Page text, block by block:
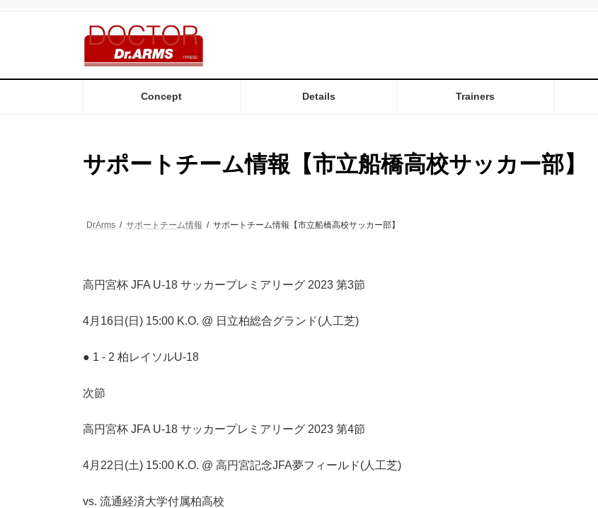
へ
ョ
Concept Details Trainers
サポートチーム情報【市立船橋高校サッカー部】
DrArms サポートチーム情報 サポートチーム情報【市立船橋高校サッカー部】
高円宮杯 JFA U-18 サッカープレミアリーグ 2023 第3節
4月16日(日) 15:00 K.O. @ 日立柏総合グランド(人工芝)
● 1 - 2 柏レイソルU-18
次節
高円宮杯 JFA U-18 サッカープレミアリーグ 2023 第4節
4月22日(土) 15:00 K.O. @ 高円宮記念JFA夢フィールド(人工芝)
vs. 流通経済大学付属柏高校